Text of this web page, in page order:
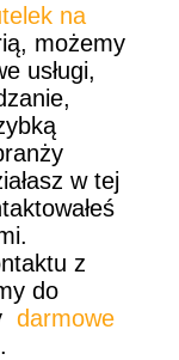
na
możemy
usługi,
w tej
z
do
darmowe